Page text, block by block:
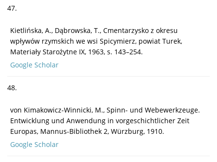
47.
Kietlińska, A., Dąbrowska, T., Cmentarzysko z okresu
wpływów rzymskich we wsi Spicymierz, powiat Turek,
Materiały Starożytne IX, 1963, s. 143–254.
Google Scholar
48.
von Kimakowicz-Winnicki, M., Spinn- und Webewerkzeuge.
Entwicklung und Anwendung in vorgeschichtlicher Zeit
Europas, Mannus-Bibliothek 2, Würzburg, 1910.
Google Scholar